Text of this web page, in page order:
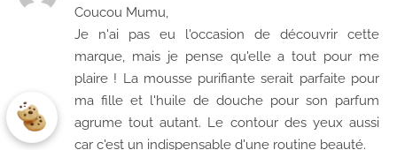
Coucou Mumu,
Je n'ai pas eu l'occasion de découvrir cette
marque, mais je pense qu'elle a tout pour me
plaire ! La mousse purifiante serait parfaite pour
ma fille et l'huile de douche pour son parfum
agrume tout autant. Le contour des yeux aussi
car c'est un indispensable d'une routine beauté.